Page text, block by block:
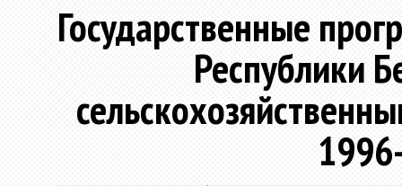
Государственные
Республики